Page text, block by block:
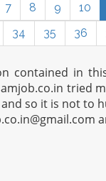
7 8 9 10
34 35 36
contained in
tried
so it is not to